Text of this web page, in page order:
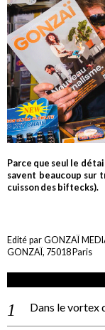
Parce que seul le
savent beaucoup sur
cuisson des biftecks).
Edité par GONZAÏ
GONZAÏ, 75018 Paris
Dans le vortex